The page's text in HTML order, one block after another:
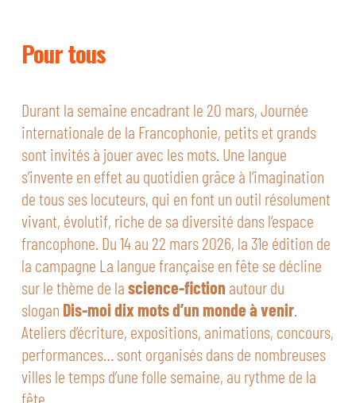
Pour tous
Durant la semaine encadrant le 20 mars, Journée
internationale de la Francophonie, petits et grands
sont invités à jouer avec les mots. Une langue
s’invente en effet au quotidien grâce à l’imagination
de tous ses locuteurs, qui en font un outil résolument
vivant, évolutif, riche de sa diversité dans l’espace
francophone. Du 14 au 22 mars 2026, la 31e édition de
la campagne La langue française en fête se décline
sur le thème de lascience-fiction autour du
slogan Dis-moi dix mots d’un monde à venir.
Ateliers d’écriture, expositions, animations, concours,
performances… sont organisés dans de nombreuses
villes le temps d’une folle semaine, au rythme de la
fête.